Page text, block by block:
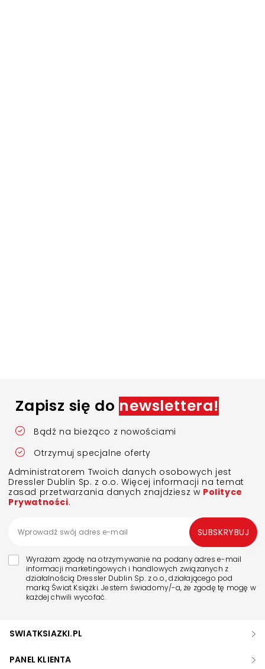
Zapisz się do newslettera!
Bądź na bieżąco z nowościami
Otrzymuj specjalne oferty
Administratorem Twoich danych osobowych jest
Dressler Dublin Sp. z o.o. Więcej informacji na temat
zasad przetwarzania danych znajdziesz w Polityce
Prywatności.
Wyrażam zgodę na otrzymywanie na podany adres e-mail
informacji marketingowych i handlowych związanych z
działalnością Dressler Dublin Sp. z o.o., działającego pod
marką Świat Książki. Jestem świadomy/-a, że zgodę tę mogę w
każdej chwili wycofać.
SUBSKRYBUJ
SWIATKSIAZKI.PL
PANEL KLIENTA